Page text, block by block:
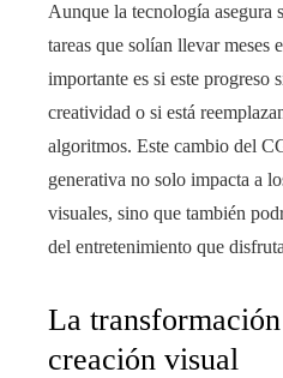
Aunque la tecnología asegura
tareas que solían llevar meses
importante es si este progreso
creatividad o si está
algoritmos. Este cambio del
generativa no solo impacta a
visuales, sino que también
del entretenimiento que
La
creación visual